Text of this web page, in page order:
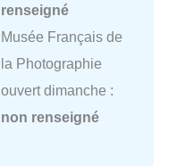
renseigné
Musée Français de
la Photographie
ouvert dimanche :
non renseigné